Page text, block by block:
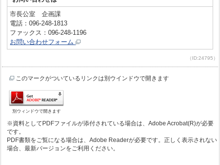
市長公室 企画課
電話：096-248-1813
ファックス：096-248-1196
お問い合わせフォーム
（ID:24795）
このマークがついているリンクは別ウインドウで開きます
別ウィンドウで開きます
※資料としてPDFファイルが添付されている場合は、Adobe Acrobat(R)が必要
です。
PDF書類をご覧になる場合は、Adobe Readerが必要です。正しく表示されない
場合、最新バージョンをご利用ください。